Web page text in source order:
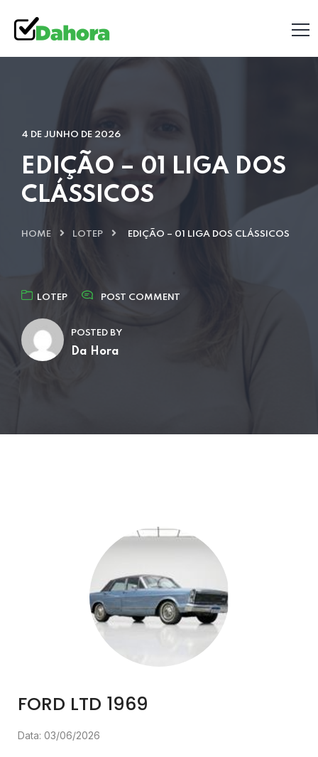
4 DE JUNHO DE 2026
EDIÇÃO – 01 LIGA DOS
CLÁSSICOS
HOME LOTEP EDIÇÃO – 01 LIGA DOS CLÁSSICOS
LOTEP POST COMMENT
POSTED BY
Da Hora
FORD LTD 1969
Data: 03/06/2026